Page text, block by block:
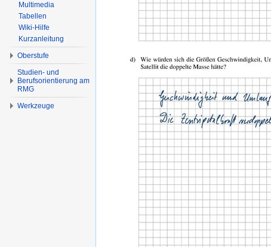
Multimedia
Tabellen
Wiki-Hilfe
Kurzanleitung
Oberstufe
Studien- und
Berufsorientierung am
RMG
Werkzeuge